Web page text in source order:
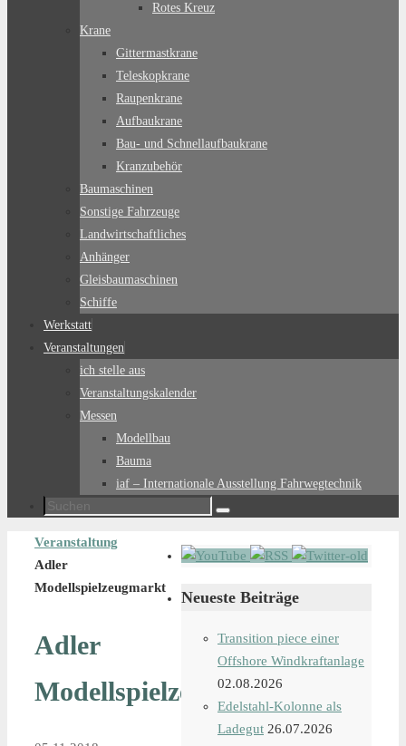
Rotes Kreuz
Krane
Gittermastkrane
Teleskopkrane
Raupenkrane
Aufbaukrane
Bau- und Schnellaufbaukrane
Kranzubehör
Baumaschinen
Sonstige Fahrzeuge
Landwirtschaftliches
Anhänger
Gleisbaumaschinen
Schiffe
Werkstatt
Veranstaltungen
ich stelle aus
Veranstaltungskalender
Messen
Modellbau
Bauma
iaf – Internationale Ausstellung Fahrwegtechnik
Suchen
Suchen
Start
Veranstaltung
Adler
Modellspielzeugmarkt
Adler
Modellspielzeugmarkt
Neueste Beiträge
Transition piece einer
Offshore Windkraftanlage
02.08.2026
Edelstahl-Kolonne als
Ladegut 26.07.2026